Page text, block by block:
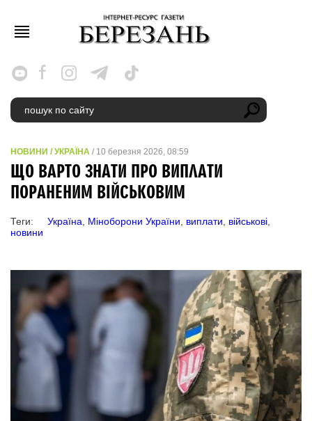
НОВИНИ /УКРАЇНА / 10 березня 2026, 08:59
ЩО ВАРТО ЗНАТИ ПРО ВИПЛАТИ
ПОРАНЕНИМ ВІЙСЬКОВИМ
Теги: Україна Міноборони України виплати військові
новини